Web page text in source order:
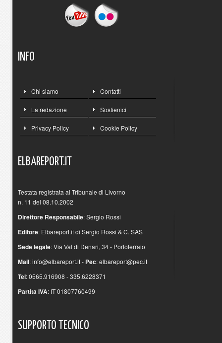
INFO
Chi siamo Contatti
La redazione Sostienici
Privacy Policy Cookie Policy
ELBAREPORT.IT
Testata registrata al Tribunale di Livorno
n. 11 del 08.10.2002
Direttore Responsabile: Sergio Rossi
Editore: Elbareport.it di Sergio Rossi & C. SAS
Sede legale: Via Val di Denari, 34 - Portoferraio
Mail:info@elbareport.it- Pec:elbareport@pec.it
Tel: 0565.916908 - 335.6228371
Partita IVA: IT 01807760499
SUPPORTO TECNICO